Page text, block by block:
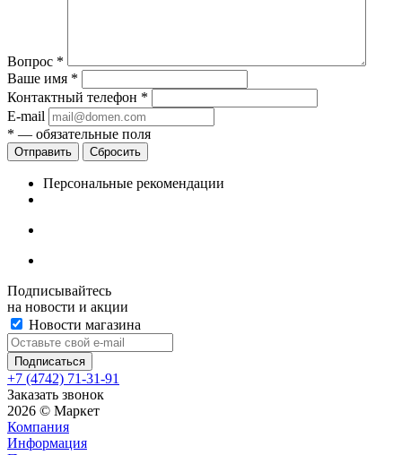
Вопрос *
Ваше имя *
Контактный телефон *
E-mail
* — обязательные поля
Сбросить
Персональные рекомендации
Подписывайтесь
на новости и акции
Новости магазина
+7 (4742) 71-31-91
Заказать звонок
2026 © Маркет
Компания
Информация